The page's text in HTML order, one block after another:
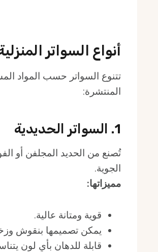
أنواع السواتر
تتنوع السواتر حسب المواد
المنتشرة:
1. السواتر الحديدية
تُصنع من الحديد المجلفن أو
الجوية.
مميزاتها:
قوية ومتانة عالية.
يمكن تصميمها بنقوش
قابلة للدهان بأي لون